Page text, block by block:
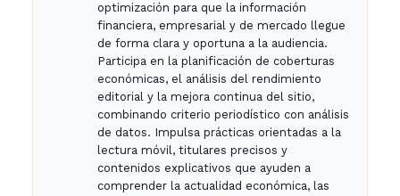
optimización para que la información
financiera, empresarial y de mercado llegue
de forma clara y oportuna a la audiencia.
Participa en la planificación de coberturas
económicas, el análisis del rendimiento
editorial y la mejora continua del sitio,
combinando criterio periodístico con análisis
de datos. Impulsa prácticas orientadas a la
lectura móvil, titulares precisos y
contenidos explicativos que ayuden a
comprender la actualidad económica, las